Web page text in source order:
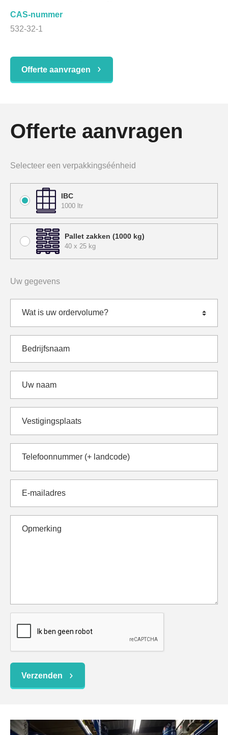
CAS-nummer
532-32-1
Offerte aanvragen
Offerte aanvragen
Selecteer een verpakkingséénheid
IBC
1000 ltr
Pallet zakken (1000 kg)
40 x 25 kg
Uw gegevens
Verzenden